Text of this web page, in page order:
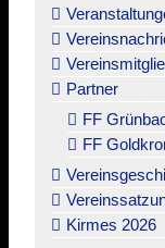
überspringen
Partner
FF
FF
Kirmes 2026